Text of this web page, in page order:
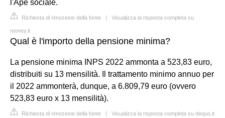
l'Ape sociale.
Richiesta di rimozione della fonte | Visualizza la risposta completa su
money.it
Qual è l'importo della pensione minima?
La pensione minima INPS 2022 ammonta a 523,83 euro,
distribuiti su 13 mensilità. Il trattamento minimo annuo per
il 2022 ammonterà, dunque, a 6.809,79 euro (ovvero
523,83 euro x 13 mensilità).
Richiesta di rimozione della fonte | Visualizza la risposta completa su dequo.it